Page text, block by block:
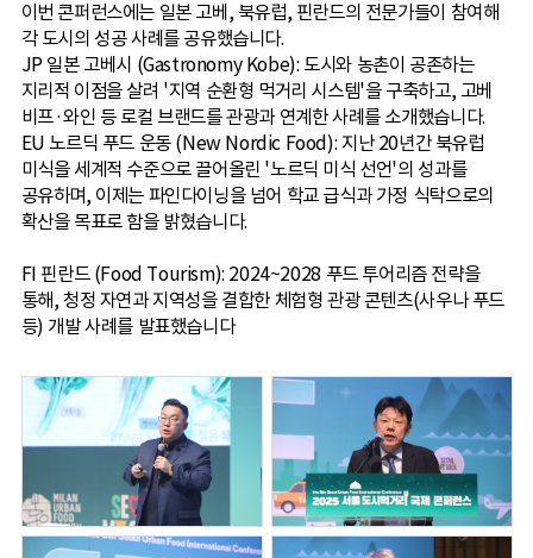
이번 콘퍼런스에는 일본 고베, 북유럽, 핀란드의 전문가들이 참여해
각 도시의 성공 사례를 공유했습니다.
JP 일본 고베시 (Gastronomy Kobe): 도시와 농촌이 공존하는
지리적 이점을 살려 '지역 순환형 먹거리 시스템'을 구축하고, 고베
비프·와인 등 로컬 브랜드를 관광과 연계한 사례를 소개했습니다.
EU 노르딕 푸드 운동 (New Nordic Food): 지난 20년간 북유럽
미식을 세계적 수준으로 끌어올린 '노르딕 미식 선언'의 성과를
공유하며, 이제는 파인다이닝을 넘어 학교 급식과 가정 식탁으로의
확산을 목표로 함을 밝혔습니다.
FI 핀란드 (Food Tourism): 2024~2028 푸드 투어리즘 전략을
통해, 청정 자연과 지역성을 결합한 체험형 관광 콘텐츠(사우나 푸드
등) 개발 사례를 발표했습니다